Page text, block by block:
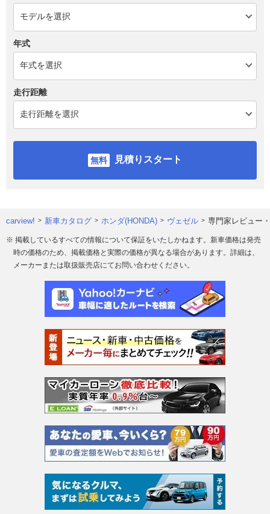
年式
走行距離
見積りスタート
carview! 新車カタログ ホンダ(HONDA) ヴェゼル 専門家レビュー
※ 掲載しているすべての情報について保証をいたしかねます。新車価格は発売
時の価格のため、掲載価格と実際の価格が異なる場合があります。詳細は、
メーカーまたは取扱販売店にてお問い合わせください。